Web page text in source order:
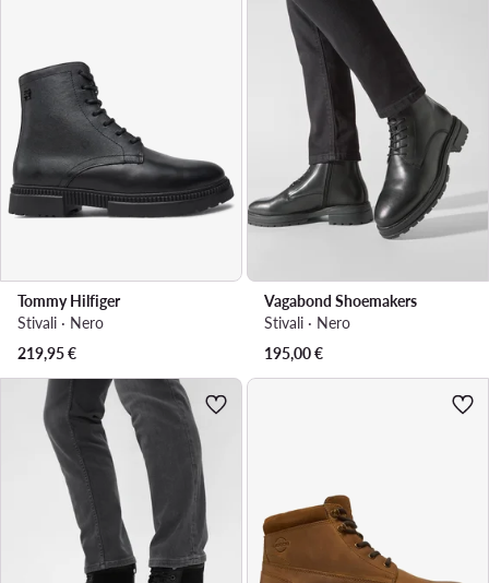
Tommy Hilfiger
Stivali · Nero
219,95€
Vagabond Shoemakers
Stivali · Nero
195,00€